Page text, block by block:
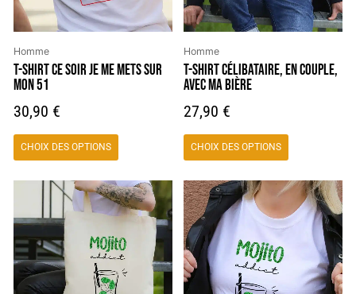
Homme
T-SHIRT CE SOIR JE ME METS SUR
MON 51
30,90 €
CHOIX DES OPTIONS
peuvent
être
sur
Homme
T-SHIRT CÉLIBATAIRE, EN COUPLE,
AVEC MA BIÈRE
27,90 €
CHOIX DES OPTIONS
peuvent
être
sur
Ce
produit
a
plusieurs
variations.
Les